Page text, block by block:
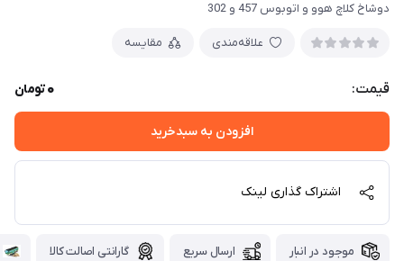
دوشاخ کلاچ هوو و اتوبوس 457 و 302
علاقه‌مندی مقایسه
قیمت: 0تومان
افزودن به سبدخرید
اشتراک گذاری لینک
موجود در انبار ارسال سریع گارانتی اصالت کالا